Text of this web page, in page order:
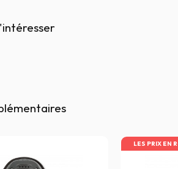
LES PRIX EN